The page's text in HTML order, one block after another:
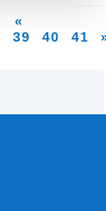
«
39 40 41